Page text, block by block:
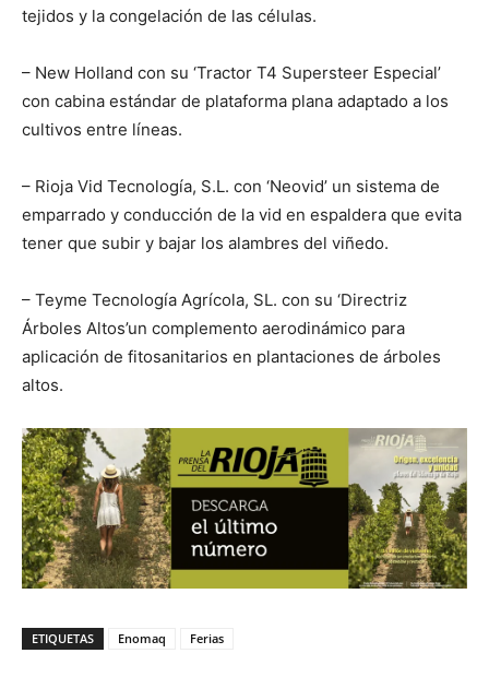
tejidos y la congelación de las células.
– New Holland con su ‘Tractor T4 Supersteer Especial’
con cabina estándar de plataforma plana adaptado a los
cultivos entre líneas.
– Rioja Vid Tecnología, S.L. con ‘Neovid’ un sistema de
emparrado y conducción de la vid en espaldera que evita
tener que subir y bajar los alambres del viñedo.
– Teyme Tecnología Agrícola, SL. con su ‘Directriz
Árboles Altos’un complemento aerodinámico para
aplicación de fitosanitarios en plantaciones de árboles
altos.
ETIQUETAS Enomaq Ferias